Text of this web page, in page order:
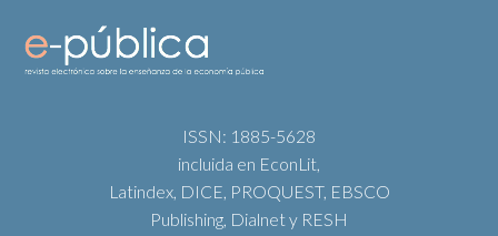
ISSN: 1885-5628
incluida en EconLit,
Latindex, DICE, PROQUEST, EBSCO
Publishing, Dialnet y RESH